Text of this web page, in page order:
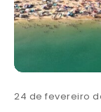
24 de fevereiro